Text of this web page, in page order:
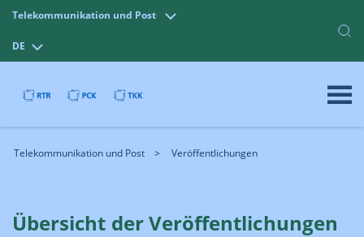
Telekommunikation und Post
DE
Telekommunikation und Post Veröffentlichungen
Übersicht der Veröffentlichungen